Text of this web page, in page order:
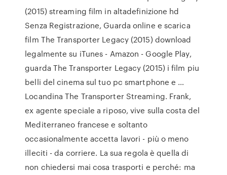
(2015) streaming film in altadefinizione hd
Senza Registrazione, Guarda online e scarica
film The Transporter Legacy (2015) download
legalmente su iTunes - Amazon - Google Play,
guarda The Transporter Legacy (2015) i film piu
belli del cinema sul tuo pc smartphone e …
Locandina The Transporter Streaming. Frank,
ex agente speciale a riposo, vive sulla costa del
Mediterraneo francese e soltanto
occasionalmente accetta lavori - più o meno
illeciti - da corriere. La sua regola è quella di
non chiedersi mai cosa trasporti e perché: ma